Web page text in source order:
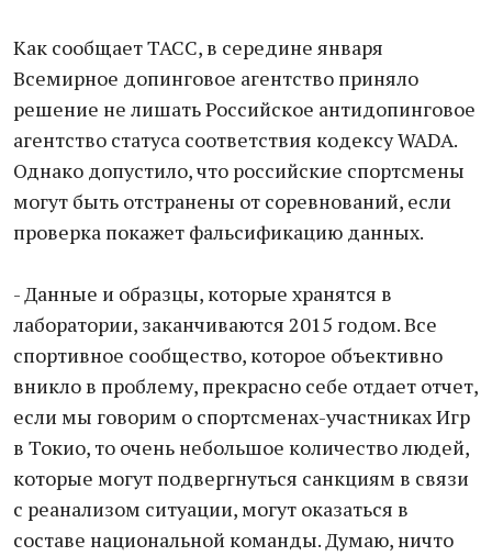
Как сообщает ТАСС, в середине января
Всемирное допинговое агентство приняло
решение не лишать Российское антидопинговое
агентство статуса соответствия кодексу WADA.
Однако допустило, что российские спортсмены
могут быть отстранены от соревнований, если
проверка покажет фальсификацию данных.
- Данные и образцы, которые хранятся в
лаборатории, заканчиваются 2015 годом. Все
спортивное сообщество, которое объективно
вникло в проблему, прекрасно себе отдает отчет,
если мы говорим о спортсменах-участниках Игр
в Токио, то очень небольшое количество людей,
которые могут подвергнуться санкциям в связи
с реанализом ситуации, могут оказаться в
составе национальной команды. Думаю, ничто